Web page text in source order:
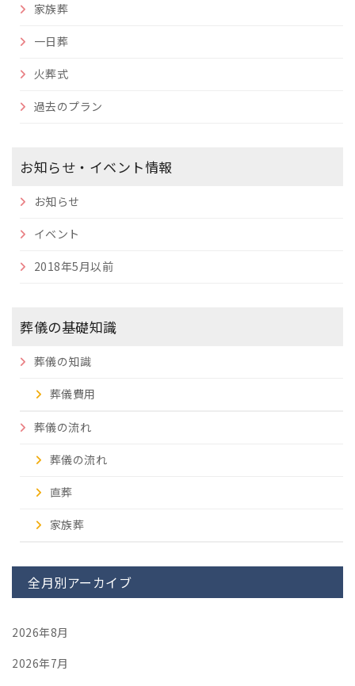
家族葬
一日葬
火葬式
過去のプラン
お知らせ・イベント情報
お知らせ
イベント
2018年5月以前
葬儀の基礎知識
葬儀の知識
葬儀費用
葬儀の流れ
葬儀の流れ
直葬
家族葬
全月別アーカイブ
2026年8月
2026年7月